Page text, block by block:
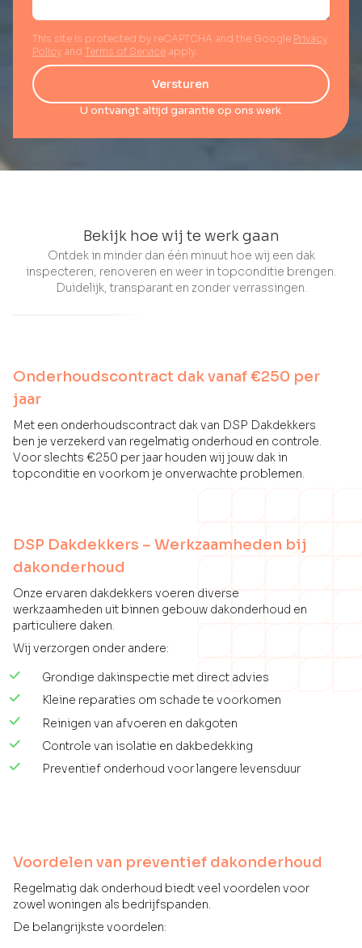
This site is protected by reCAPTCHA and the Google Privacy
Policy and Terms of Service apply.
Versturen
U ontvangt altijd garantie op ons werk
Bekijk hoe wij te werk gaan
Ontdek in minder dan één minuut hoe wij een dak
inspecteren, renoveren en weer in topconditie brengen.
Duidelijk, transparant en zonder verrassingen.
Onderhoudscontract dak vanaf €250 per
jaar
Met een onderhoudscontract dak van DSP Dakdekkers
ben je verzekerd van regelmatig onderhoud en controle.
Voor slechts €250 per jaar houden wij jouw dak in
topconditie en voorkom je onverwachte problemen.
DSP Dakdekkers – Werkzaamheden bij
dakonderhoud
Onze ervaren dakdekkers voeren diverse
werkzaamheden uit binnen gebouw dakonderhoud en
particuliere daken.
Wij verzorgen onder andere:
Grondige dakinspectie met direct advies
Kleine reparaties om schade te voorkomen
Reinigen van afvoeren en dakgoten
Controle van isolatie en dakbedekking
Preventief onderhoud voor langere levensduur
Voordelen van preventief dakonderhoud
Regelmatig dak onderhoud biedt veel voordelen voor
zowel woningen als bedrijfspanden.
De belangrijkste voordelen: